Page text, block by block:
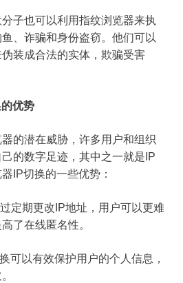
也可以利用指纹浏览器来执
、诈骗和身份盗窃。他们可以
装成合法的实体，欺骗受害
优势
潜在威胁，许多用户和组织
的数字足迹，其中之一就是IP
IP切换的一些优势：
期更改IP地址，用户可以更难
了在线匿名性。
以有效保护用户的个人信息，